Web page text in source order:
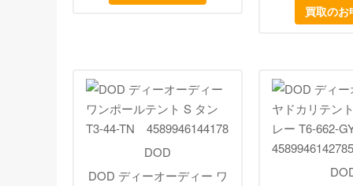
買取のお
DOD
DOD ディーオーディー ワ